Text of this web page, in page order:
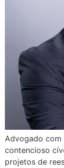
Advogado com
contencioso
projetos de